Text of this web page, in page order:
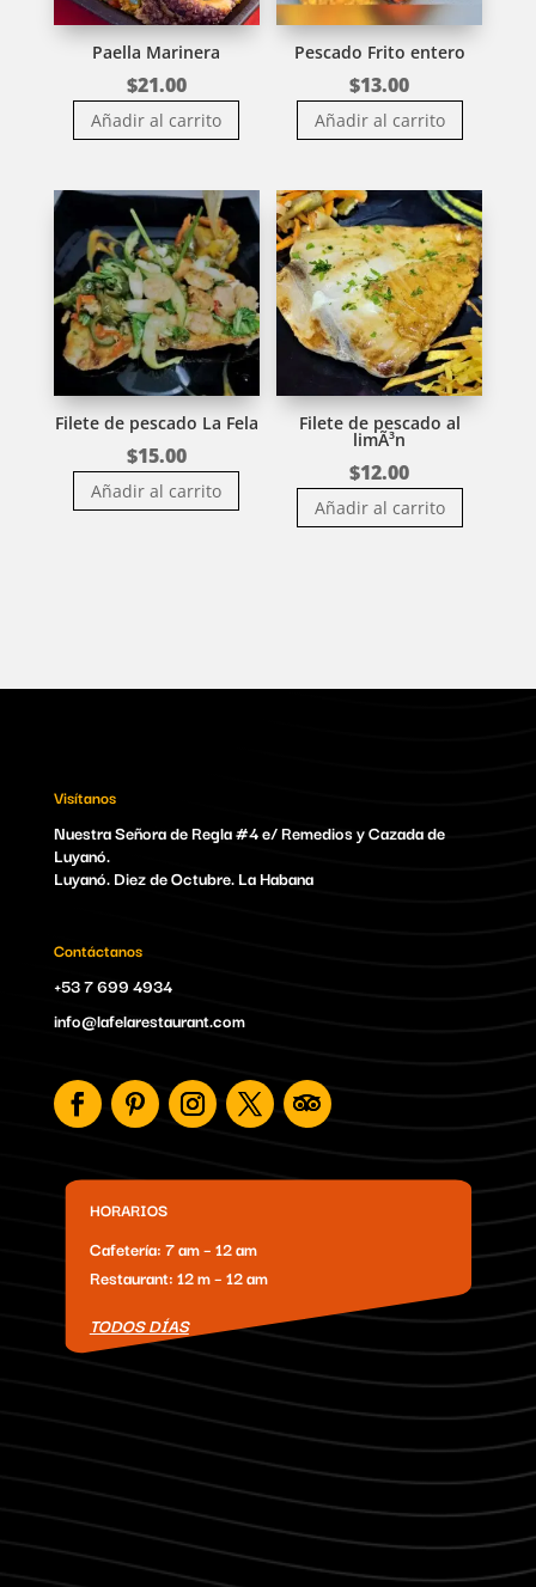
Paella Marinera
$21.00
Añadir al carrito
Pescado Frito entero
$13.00
Añadir al carrito
Filete de pescado La Fela
$15.00
Añadir al carrito
Filete de pescado al
limÃ³n
$12.00
Añadir al carrito
Visítanos
Nuestra Señora de Regla #4 e/ Remedios y Cazada de
Luyanó.
Luyanó. Diez de Octubre. La Habana
Contáctanos
+53 7 699 4934
info@lafelarestaurant.com
HORARIOS
Cafetería: 7 am – 12 am
Restaurant: 12 m – 12 am
TODOS DÍAS